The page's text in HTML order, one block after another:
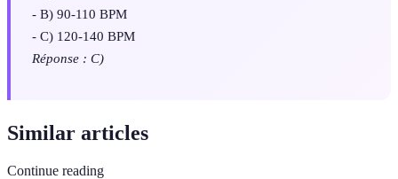
- B) 90-110 BPM
- C) 120-140 BPM
Réponse : C)
Similar articles
Continue reading